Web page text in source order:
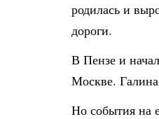
родилась и
дороги.
В Пензе и
Москве. Галина
Но события на